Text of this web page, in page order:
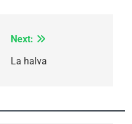
Next:
La halva
la plus